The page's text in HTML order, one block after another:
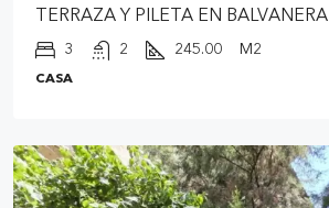
TERRAZA Y PILETA EN BALVANERA
3 2 245.00 M2
CASA